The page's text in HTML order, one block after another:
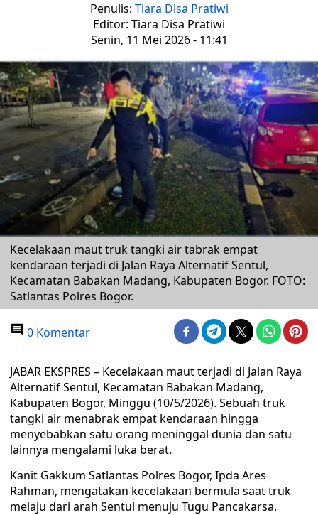
Penulis: Tiara Disa Pratiwi
Editor: Tiara Disa Pratiwi
Senin, 11 Mei 2026 - 11:41
Kecelakaan maut truk tangki air tabrak empat
kendaraan terjadi di Jalan Raya Alternatif Sentul,
Kecamatan Babakan Madang, Kabupaten Bogor. FOTO:
Satlantas Polres Bogor.
0 Komentar
JABAR EKSPRES – Kecelakaan maut terjadi di Jalan Raya
Alternatif Sentul, Kecamatan Babakan Madang,
Kabupaten Bogor, Minggu (10/5/2026). Sebuah truk
tangki air menabrak empat kendaraan hingga
menyebabkan satu orang meninggal dunia dan satu
lainnya mengalami luka berat.
Kanit Gakkum Satlantas Polres Bogor, Ipda Ares
Rahman, mengatakan kecelakaan bermula saat truk
melaju dari arah Sentul menuju Tugu Pancakarsa.